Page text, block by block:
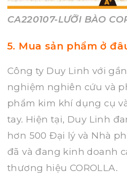
CA220107-LƯỠI BÀO
5. Mua sản phẩm ở
Công ty Duy Linh với
nghiệm nghiên cứu và
phẩm kim khí dụng cụ
tay. Hiện tại, Duy Linh
hơn 500 Đại lý và Nhà
đã và đang kinh doanh
thương hiệu COROLLA.